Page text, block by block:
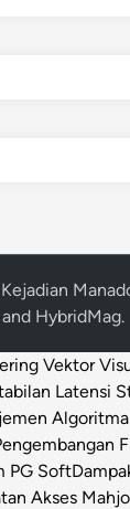
and HybridMag.
Vektor
Latensi
Algoritma
PG Soft
Akses